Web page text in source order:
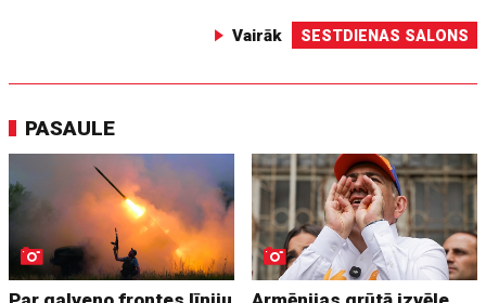
Vairāk SESTDIENAS SALONS
PASAULE